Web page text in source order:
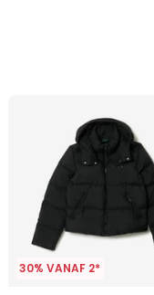
30% VANAF 2*